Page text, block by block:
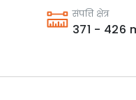
संपत्ति क्षेत्र
371 - 426